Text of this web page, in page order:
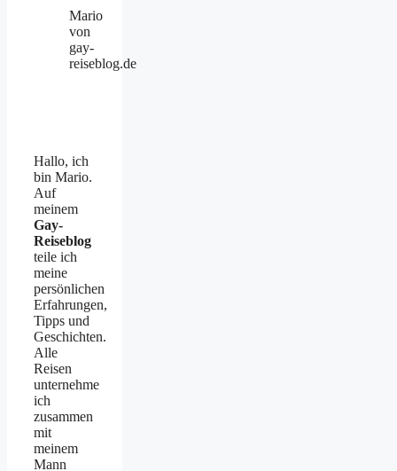
Mario
von
gay-
reiseblog.de
Hallo, ich
bin Mario.
Auf
meinem
Gay-
Reiseblog
teile ich
meine
persönlichen
Erfahrungen,
Tipps und
Geschichten.
Alle
Reisen
unternehme
ich
zusammen
mit
meinem
Mann